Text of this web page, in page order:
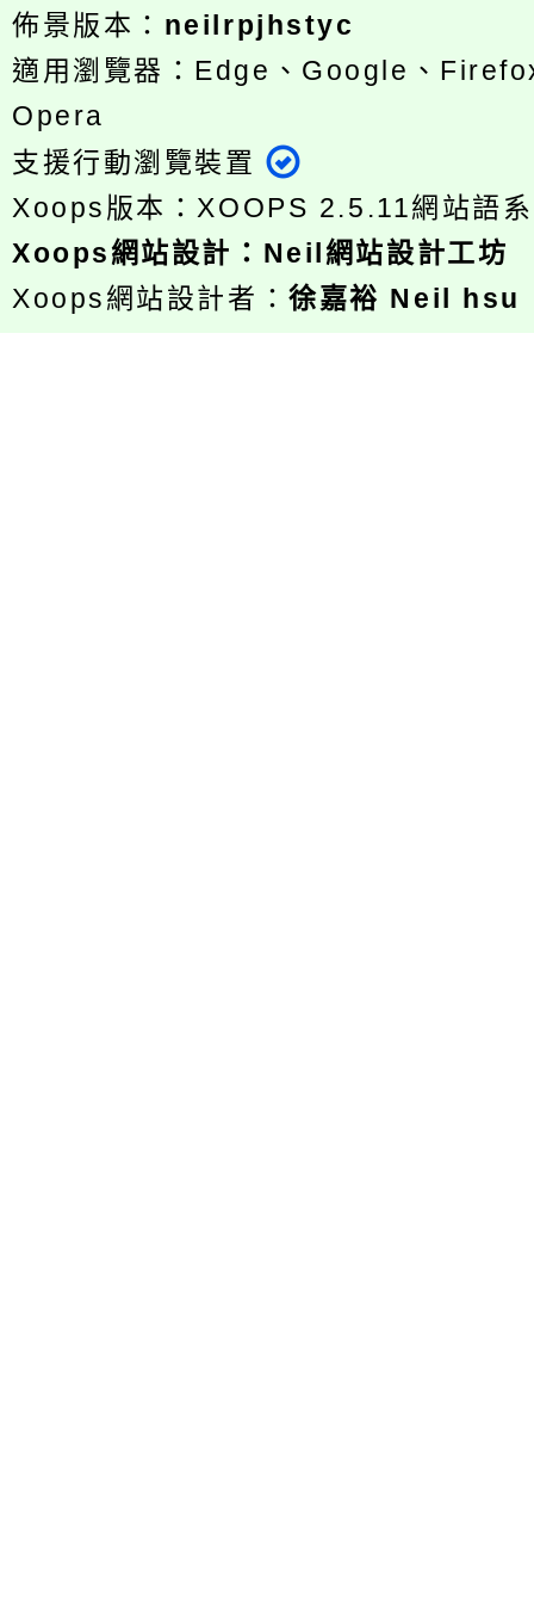
佈景版本： neilrpjhstyc
適用瀏覽器：Edge、Google、
Opera
支援行動瀏覽裝置
Xoops版本：XOOPS 2.5.11網站語
Xoops網站設計 ： Neil網站設計工坊
Xoops網站設計者：徐嘉裕 Neil hsu